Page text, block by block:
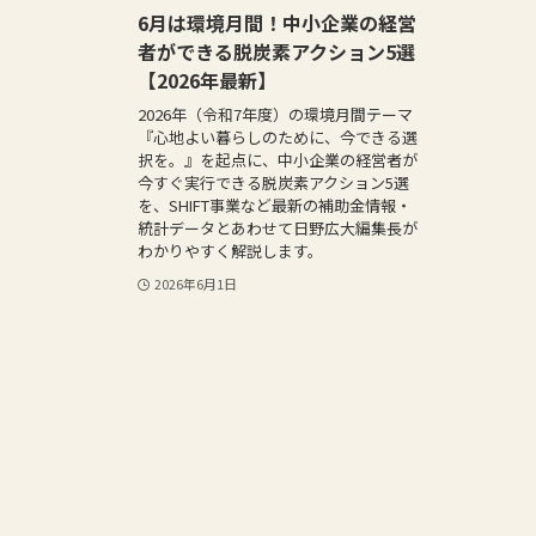
6月は環境月間！中小企業の経営
者ができる脱炭素アクション5選
【2026年最新】
2026年（令和7年度）の環境月間テーマ
『心地よい暮らしのために、今できる選
択を。』を起点に、中小企業の経営者が
今すぐ実行できる脱炭素アクション5選
を、SHIFT事業など最新の補助金情報・
統計データとあわせて日野広大編集長が
わかりやすく解説します。
2026年6月1日